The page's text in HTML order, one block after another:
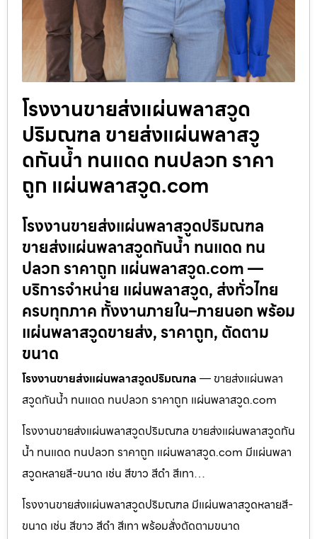
โรงงานขายส่งแผ่นพลาสวูด
ปริมณฑล ขายส่งแผ่นพลาสวู
ดกันน้ำ ทนแดด ทนปลวก ราคา
ถูก แผ่นพลาสวูด.com
โรงงานขายส่งแผ่นพลาสวูดปริมณฑล
ขายส่งแผ่นพลาสวูดกันน้ำ ทนแดด ทน
ปลวก ราคาถูก แผ่นพลาสวูด.com —
บริการจำหน่าย แผ่นพลาสวูด, ส่งทั่วไทย
ครบทุกภาค ทั้งงานภายใน–ภายนอก พร้อม
แผ่นพลาสวูดขายส่ง, ราคาถูก, ตัดตาม
ขนาด
โรงงานขายส่งแผ่นพลาสวูดปริมณฑล — ขายส่งแผ่นพลา
สวูดกันน้ำ ทนแดด ทนปลวก ราคาถูก แผ่นพลาสวูด.com
โรงงานขายส่งแผ่นพลาสวูดปริมณฑล ขายส่งแผ่นพลาสวูดกัน
น้ำ ทนแดด ทนปลวก ราคาถูก แผ่นพลาสวูด.com มีแผ่นพลา
สวูดหลายสี-ขนาด เช่น สีขาว สีดำ สีเทา…
โรงงานขายส่งแผ่นพลาสวูดปริมณฑล มีแผ่นพลาสวูดหลายสี-
ขนาด เช่น สีขาว สีดำ สีเทา พร้อมสั่งตัดตามขนาด